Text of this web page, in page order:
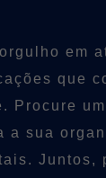
em
que
Procure
a sua
Juntos,